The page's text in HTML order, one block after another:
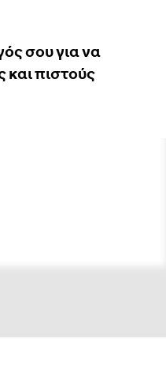
σου για να
και πιστούς